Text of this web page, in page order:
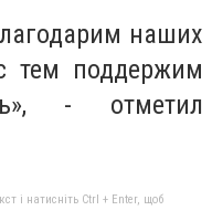
наших
тем поддержим
- отметил
і натисніть Ctrl + Enter, щоб